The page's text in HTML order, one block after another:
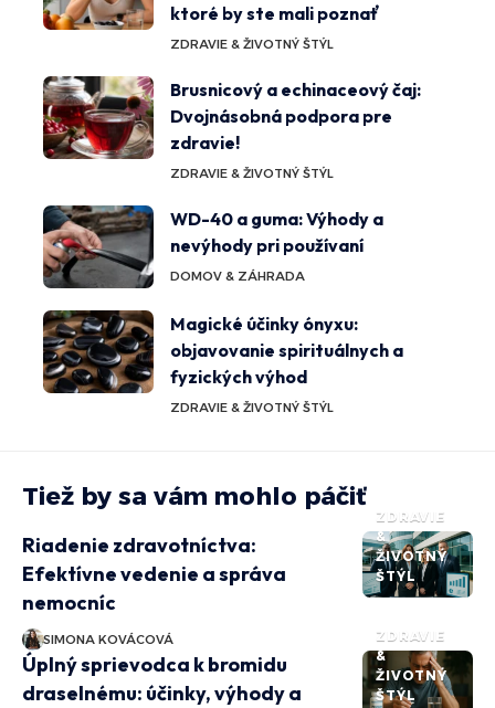
ktoré by ste mali poznať
ZDRAVIE & ŽIVOTNÝ ŠTÝL
Brusnicový a echinaceový čaj:
Dvojnásobná podpora pre
zdravie!
ZDRAVIE & ŽIVOTNÝ ŠTÝL
WD-40 a guma: Výhody a
nevýhody pri používaní
DOMOV & ZÁHRADA
Magické účinky ónyxu:
objavovanie spirituálnych a
fyzických výhod
ZDRAVIE & ŽIVOTNÝ ŠTÝL
Tiež by sa vám mohlo páčiť
ZDRAVIE
&
ŽIVOTNÝ
ŠTÝL
Riadenie zdravotníctva:
Efektívne vedenie a správa
nemocníc
SIMONA KOVÁCOVÁ
ZDRAVIE
&
ŽIVOTNÝ
ŠTÝL
Úplný sprievodca k bromidu
draselnému: účinky, výhody a